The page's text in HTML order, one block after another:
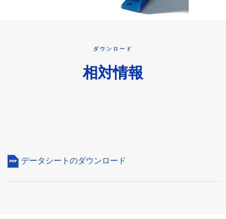
ダウンロード
相対情報
データシートのダウンロード